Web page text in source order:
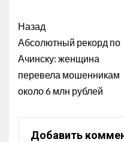
Назад
Абсолютный рекорд по
Ачинску: женщина
перевела мошенникам
около 6 млн рублей
Добавить